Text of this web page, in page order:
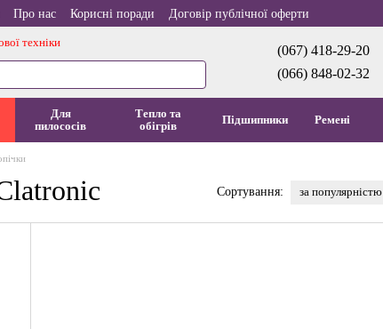
Про нас Корисні поради Договір публічної оферти
техніки
(067) 418-29-20
(066) 848-02-32
Для
пилососів
Тепло та
обігрів
Підшипники Ремені
Сортування: за популярністю